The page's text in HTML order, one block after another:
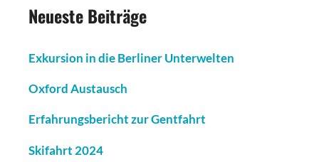
Neueste Beiträge
Exkursion in die Berliner Unterwelten
Oxford Austausch
Erfahrungsbericht zur Gentfahrt
Skifahrt 2024